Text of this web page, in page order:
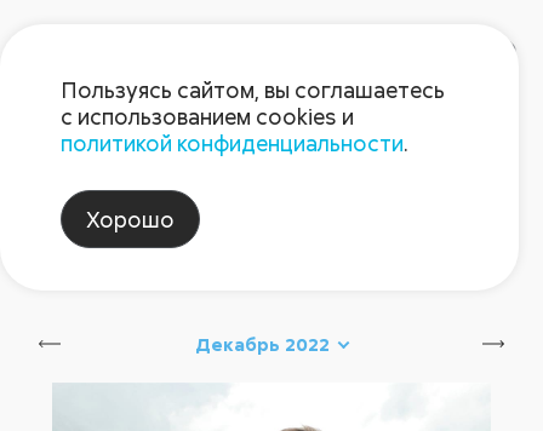
Блог Августа
Декабрь 2022
Пользуясь сайтом, вы соглашаетесь
с использованием cookies и
политикой конфиденциальности.
Хорошо